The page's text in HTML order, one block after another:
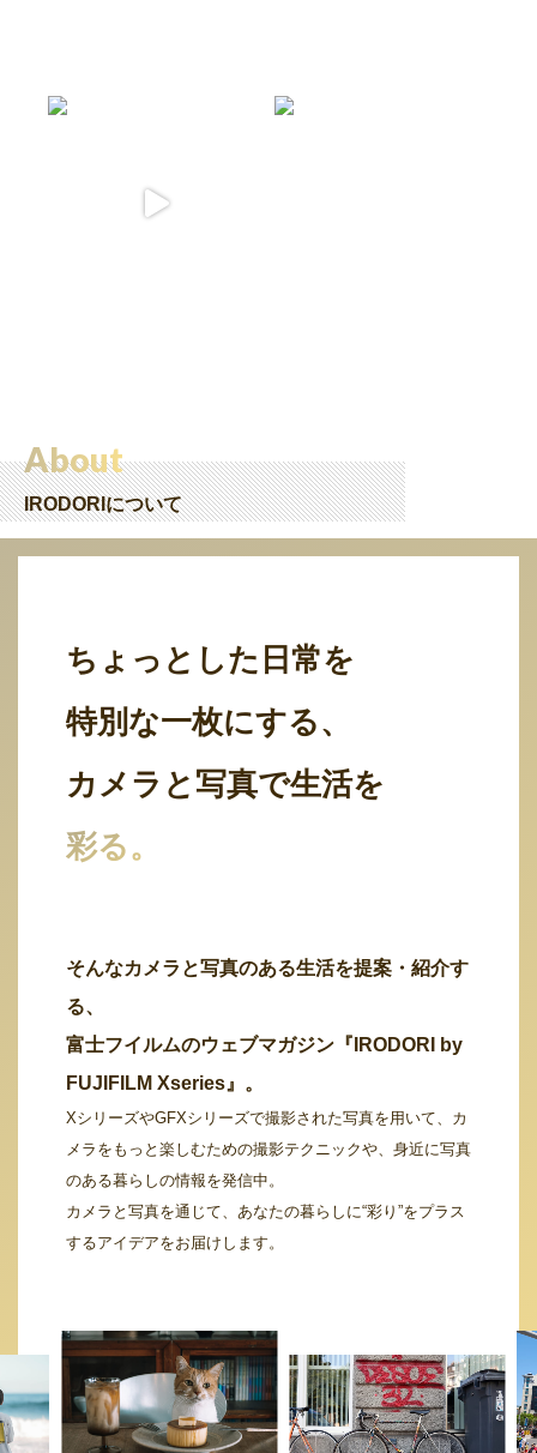
About
IRODORIについて
ちょっとした日常を
特別な一枚にする、
カメラと写真で生活を
彩る。
そんなカメラと写真のある生活を提案・紹介す
る、
富士フイルムのウェブマガジン『IRODORI by
FUJIFILM Xseries』。
XシリーズやGFXシリーズで撮影された写真を用いて、カ
メラをもっと楽しむための撮影テクニックや、身近に写真
のある暮らしの情報を発信中。
カメラと写真を通じて、あなたの暮らしに“彩り”をプラス
するアイデアをお届けします。